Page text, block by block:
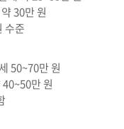
30만 원
수준
50~70만 원
만 원